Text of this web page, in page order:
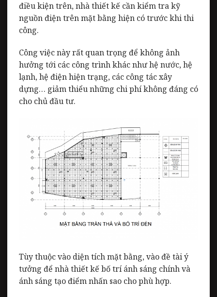
điều kiện trên, nhà thiết kế cần kiểm tra kỹ
nguồn điện trên mặt bằng hiện có trước khi thi
công.
Công việc này rất quan trọng để không ảnh
hưởng tới các công trình khác như hệ nước, hệ
lạnh, hệ điện hiện trạng, các công tác xây
dựng… giảm thiểu những chi phí không đáng có
cho chủ đầu tư.
Tùy thuộc vào diện tích mặt bằng, vào đề tài ý
tưởng để nhà thiết kế bố trí ánh sáng chính và
ánh sáng tạo điểm nhấn sao cho phù hợp.